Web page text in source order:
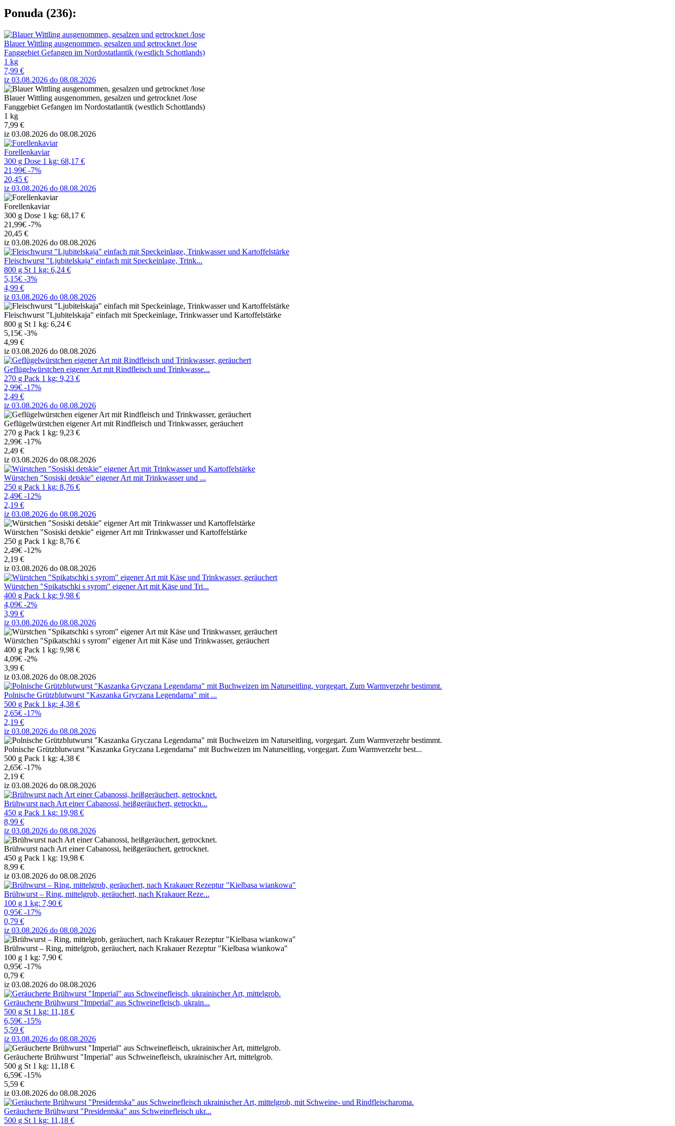
Ponuda (236):
Blauer Wittling ausgenommen, gesalzen und getrocknet /lose
Fanggebiet Gefangen im Nordostatlantik (westlich Schottlands)
1 kg
7,99 €
iz 03.08.2026 do 08.08.2026
Blauer Wittling ausgenommen, gesalzen und getrocknet /lose
Fanggebiet Gefangen im Nordostatlantik (westlich Schottlands)
1 kg
7,99 €
iz 03.08.2026 do 08.08.2026
Forellenkaviar
300 g Dose 1 kg: 68,17 €
21,99€ -7%
20,45 €
iz 03.08.2026 do 08.08.2026
Forellenkaviar
300 g Dose 1 kg: 68,17 €
21,99€ -7%
20,45 €
iz 03.08.2026 do 08.08.2026
Fleischwurst "Ljubitelskaja" einfach mit Speckeinlage, Trink...
800 g St 1 kg: 6,24 €
5,15€ -3%
4,99 €
iz 03.08.2026 do 08.08.2026
Fleischwurst "Ljubitelskaja" einfach mit Speckeinlage, Trinkwasser und Kartoffelstärke
800 g St 1 kg: 6,24 €
5,15€ -3%
4,99 €
iz 03.08.2026 do 08.08.2026
Geflügelwürstchen eigener Art mit Rindfleisch und Trinkwasse...
270 g Pack 1 kg: 9,23 €
2,99€ -17%
2,49 €
iz 03.08.2026 do 08.08.2026
Geflügelwürstchen eigener Art mit Rindfleisch und Trinkwasser, geräuchert
270 g Pack 1 kg: 9,23 €
2,99€ -17%
2,49 €
iz 03.08.2026 do 08.08.2026
Würstchen "Sosiski detskie" eigener Art mit Trinkwasser und ...
250 g Pack 1 kg: 8,76 €
2,49€ -12%
2,19 €
iz 03.08.2026 do 08.08.2026
Würstchen "Sosiski detskie" eigener Art mit Trinkwasser und Kartoffelstärke
250 g Pack 1 kg: 8,76 €
2,49€ -12%
2,19 €
iz 03.08.2026 do 08.08.2026
Würstchen "Spikatschki s syrom" eigener Art mit Käse und Tri...
400 g Pack 1 kg: 9,98 €
4,09€ -2%
3,99 €
iz 03.08.2026 do 08.08.2026
Würstchen "Spikatschki s syrom" eigener Art mit Käse und Trinkwasser, geräuchert
400 g Pack 1 kg: 9,98 €
4,09€ -2%
3,99 €
iz 03.08.2026 do 08.08.2026
Polnische Grützblutwurst "Kaszanka Gryczana Legendarna" mit ...
500 g Pack 1 kg: 4,38 €
2,65€ -17%
2,19 €
iz 03.08.2026 do 08.08.2026
Polnische Grützblutwurst "Kaszanka Gryczana Legendarna" mit Buchweizen im Naturseitling, vorgegart. Zum Warmverzehr best...
500 g Pack 1 kg: 4,38 €
2,65€ -17%
2,19 €
iz 03.08.2026 do 08.08.2026
Brühwurst nach Art einer Cabanossi, heißgeräuchert, getrockn...
450 g Pack 1 kg: 19,98 €
8,99 €
iz 03.08.2026 do 08.08.2026
Brühwurst nach Art einer Cabanossi, heißgeräuchert, getrocknet.
450 g Pack 1 kg: 19,98 €
8,99 €
iz 03.08.2026 do 08.08.2026
Brühwurst – Ring, mittelgrob, geräuchert, nach Krakauer Reze...
100 g 1 kg: 7,90 €
0,95€ -17%
0,79 €
iz 03.08.2026 do 08.08.2026
Brühwurst – Ring, mittelgrob, geräuchert, nach Krakauer Rezeptur "Kielbasa wiankowa"
100 g 1 kg: 7,90 €
0,95€ -17%
0,79 €
iz 03.08.2026 do 08.08.2026
Geräucherte Brühwurst "Imperial" aus Schweinefleisch, ukrain...
500 g St 1 kg: 11,18 €
6,59€ -15%
5,59 €
iz 03.08.2026 do 08.08.2026
Geräucherte Brühwurst "Imperial" aus Schweinefleisch, ukrainischer Art, mittelgrob.
500 g St 1 kg: 11,18 €
6,59€ -15%
5,59 €
iz 03.08.2026 do 08.08.2026
Geräucherte Brühwurst "Presidentska" aus Schweinefleisch ukr...
500 g St 1 kg: 11,18 €